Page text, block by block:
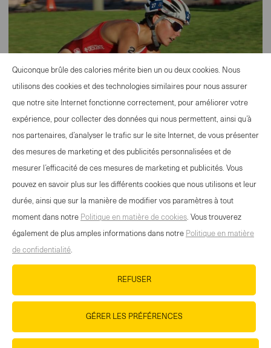
Quiconque brûle des calories mérite bien un ou deux cookies. Nous
utilisons des cookies et des technologies similaires pour nous assurer
que notre site Internet fonctionne correctement, pour améliorer votre
expérience, pour collecter des données qui nous permettent, ainsi qu’à
nos partenaires, d’analyser le trafic sur le site Internet, de vous présenter
des mesures de marketing et des publicités personnalisées et de
mesurer l’efficacité de ces mesures de marketing et publicités. Vous
pouvez en savoir plus sur les différents cookies que nous utilisons et leur
durée, ainsi que sur la manière de modifier vos paramètres à tout
moment dans notre Politique en matière de cookies. Vous trouverez
également de plus amples informations dans notre Politique en matière
de confidentialité.
REFUSER
GÉRER LES PRÉFÉRENCES